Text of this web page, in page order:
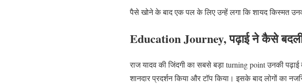
पैसे खोने के बाद एक पल के लिए उन्हें लगा कि शायद किस्मत
Education Journey, पढ़ाई ने कैसे
राज यादव की जिंदगी का सबसे बड़ा turning point उनकी पढ़ाई
शानदार प्रदर्शन किया और टॉप किया। इसके बाद लोगों का